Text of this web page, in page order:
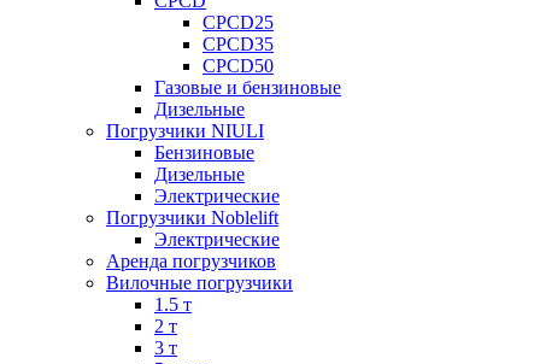
CPCD25
CPCD35
CPCD50
Газовые и бензиновые
Дизельные
Погрузчики NIULI
Бензиновые
Дизельные
Электрические
Погрузчики Noblelift
Электрические
Аренда погрузчиков
Вилочные погрузчики
1.5 т
2 т
3 т